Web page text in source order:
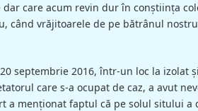
care acum revin dur în conştiinţa
când vrăjitoarele de pe bătrânul
septembrie 2016, într-un loc la izolat
care s-a ocupat de caz, a avut
menționat faptul că pe solul sitului a